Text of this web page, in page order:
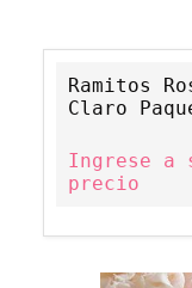
Ramitos
Claro
Ingrese a
precio